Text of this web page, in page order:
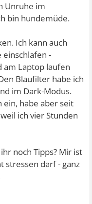
Unruhe im
bin hundemüde.
Ich kann auch
-
am Laptop laufen
Blaufilter habe ich
im Dark-Modus.
ein, habe aber seit
ich vier Stunden
noch Tipps? Mir ist
stressen darf - ganz